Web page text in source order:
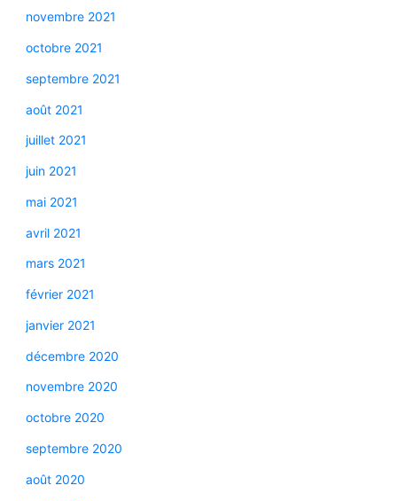
novembre 2021
octobre 2021
septembre 2021
août 2021
juillet 2021
juin 2021
mai 2021
avril 2021
mars 2021
février 2021
janvier 2021
décembre 2020
novembre 2020
octobre 2020
septembre 2020
août 2020